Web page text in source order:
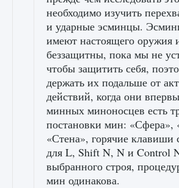
необходимо изучить
и ударные эсминцы.
имеют настоящего оружия
беззащитны, пока мы не
чтобы защитить себя,
держать их подальше от
действий, когда они
минных миноносцев есть
постановки мин: «Сфера»,
«Стена», горячие клавиши
для L, Shift N, N и Control
выбранного строя,
мин одинакова.